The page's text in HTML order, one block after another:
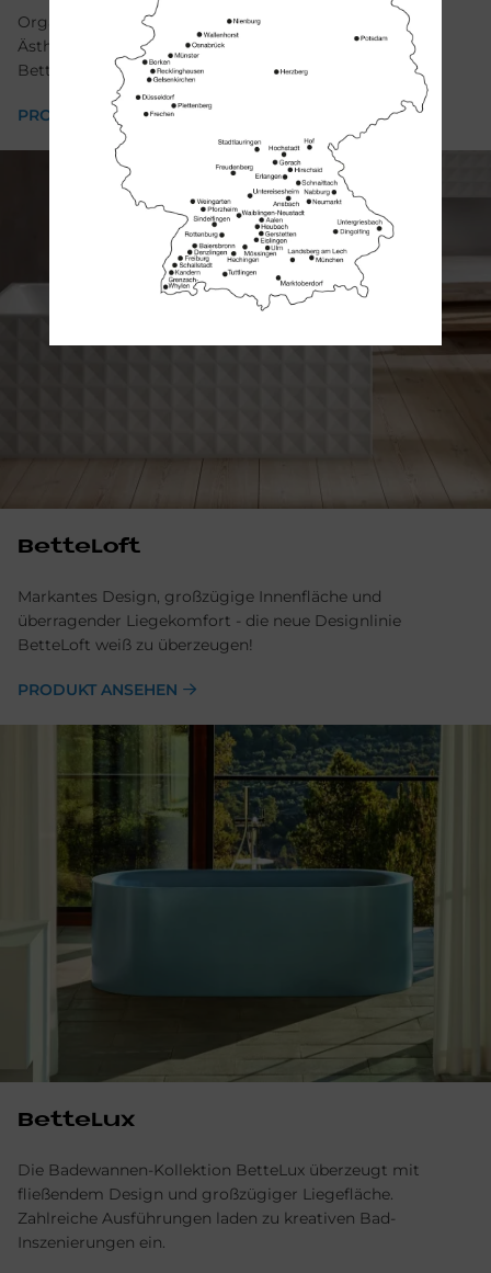
Organische Form, großzügiger Innenbereich, elegante
Ästhetik – Bette ist mit der Badewannen-Kollektion
BetteEve ein echtes Meisterstück gelungen.
PRODUKT ANSEHEN
BetteLoft
Markantes Design, großzügige Innenfläche und
überragender Liegekomfort - die neue Designlinie
BetteLoft weiß zu überzeugen!
PRODUKT ANSEHEN
BetteLux
Die Badewannen-Kollektion BetteLux überzeugt mit
fließendem Design und großzügiger Liegefläche.
Zahlreiche Ausführungen laden zu kreativen Bad-
Inszenierungen ein.